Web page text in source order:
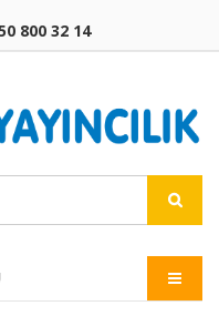
800 32 14